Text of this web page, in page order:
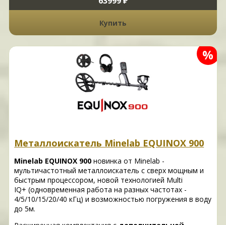
Купить
%
Металлоискатель Minelab EQUINOX 900
Minelab EQUINOX 900 новинка от Minelab -
мультичастотный металлоискатель с сверх мощным и
быстрым процессором, новой технологией Multi
IQ+ (одновременная работа на разных частотах -
4/5/10/15/20/40 кГц) и возможностью погружения в воду
до 5м.